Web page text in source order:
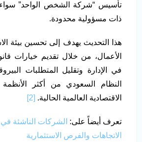
تأسيس “شركة الشخص الواحد”
ذات مسؤولية محدودة.
هذا التحديث يهدف إلى تحسين بيئة
الأعمال، من خلال تقديم خيارات
في الإدارة وتقليل المتطلبات
النظام السعودي من أكثر الأنظمة
الاقتصادية العالمية الحالية. [2]
تعرف أيضاً على:
الاتجاهات والفرص الاستثمارية